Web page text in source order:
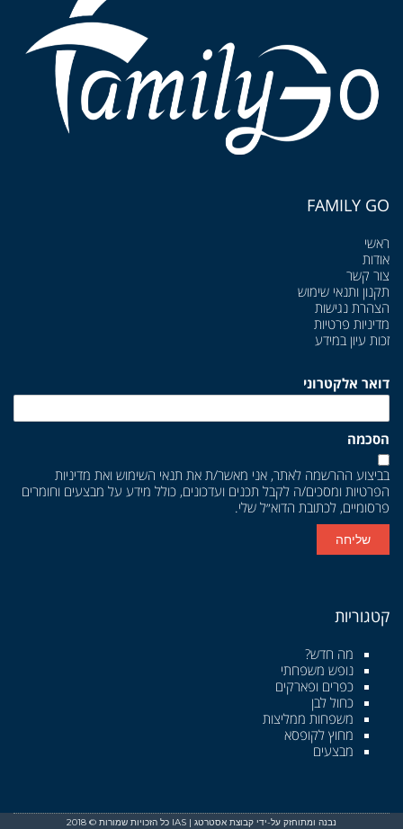
FAMILY GO
ראשי
אודות
צור קשר
תקנון ותנאי שימוש
הצהרת נגישות
מדיניות פרטיות
זכות עיון במידע
דואר אלקטרוני
הסכמה
בביצוע ההרשמה לאתר, אני מאשר/ת את תנאי השימוש ואת מדיניות
הפרטיות ומסכים/ה לקבל תכנים ועדכונים, כולל מידע על מבצעים וחומרים
פרסומיים, לכתובת הדוא״ל שלי.
שליחה
קטגוריות
מה חדש?
נופש משפחתי
כפרים ופארקים
כחול לבן
משפחות ממליצות
מחוץ לקופסא
מבצעים
נבנה ומתוחזק על-ידי קבוצת אסטרטג | IAS כל הזכויות שמורות © 2018